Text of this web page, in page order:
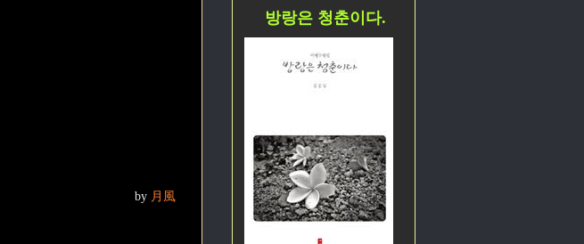
by 月風
방랑은 청춘이다.